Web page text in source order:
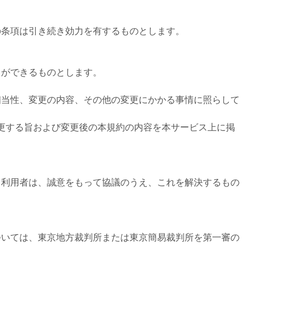
は引き続き効力を有するものとします。
できるものとします。
性、変更の内容、その他の変更にかかる事情に照らして
る旨および変更後の本規約の内容を本サービス上に掲
用者は、誠意をもって協議のうえ、これを解決するもの
ては、東京地方裁判所または東京簡易裁判所を第一審の